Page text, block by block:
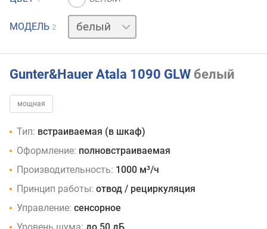
МОДЕЛЬ 2
черный
Gunter&Hauer Atala 1090 GLW белый
мощная
Тип: встраиваемая (в шкаф)
Оформление: полновстраиваемая
Производительность: 1000 м³/ч
Принцип работы: отвод / рециркуляция
Управление: сенсорное